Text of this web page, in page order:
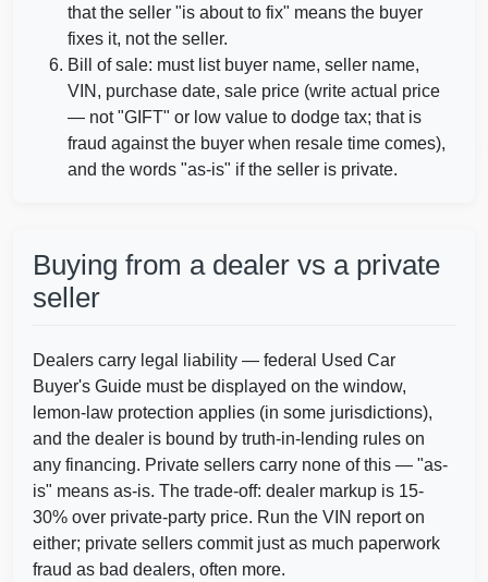
Manheim
that the seller "is about to fix" means the buyer
fixes it, not the seller.
Bill of sale: must list buyer name, seller name,
VIN, purchase date, sale price (write actual price
— not "GIFT" or low value to dodge tax; that is
fraud against the buyer when resale time comes),
and the words "as-is" if the seller is private.
Buying from a dealer vs a private
seller
Dealers carry legal liability — federal Used Car
Buyer's Guide must be displayed on the window,
lemon-law protection applies (in some jurisdictions),
and the dealer is bound by truth-in-lending rules on
any financing. Private sellers carry none of this — "as-
is" means as-is. The trade-off: dealer markup is 15-
30% over private-party price. Run the VIN report on
either; private sellers commit just as much paperwork
fraud as bad dealers, often more.